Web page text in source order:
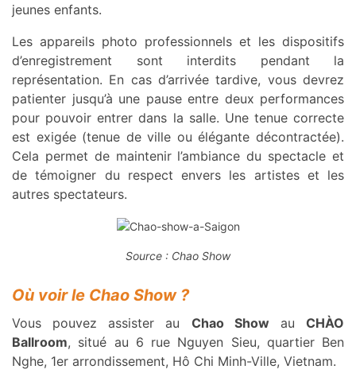
jeunes enfants.
Les appareils photo professionnels et les dispositifs
d’enregistrement sont interdits pendant la
représentation. En cas d’arrivée tardive, vous devrez
patienter jusqu’à une pause entre deux performances
pour pouvoir entrer dans la salle. Une tenue correcte
est exigée (tenue de ville ou élégante décontractée).
Cela permet de maintenir l’ambiance du spectacle et
de témoigner du respect envers les artistes et les
autres spectateurs.
Source : Chao Show
Où voir le Chao Show ?
Vous pouvez assister au Chao Show auCHÀO
Ballroom, situé au 6 rue Nguyen Sieu, quartier Ben
Nghe, 1er arrondissement, Hô Chi Minh-Ville, Vietnam.